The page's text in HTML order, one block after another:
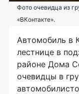
Фото очевидца из
«ВКонтакте».
Автомобиль в
лестнице в
районе Дома
очевидцы в